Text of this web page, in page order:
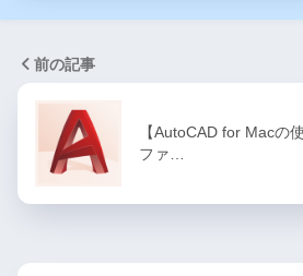
前の記事
【AutoCAD for Macの
ファ…